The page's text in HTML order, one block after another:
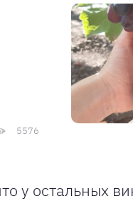
5576
у остальных